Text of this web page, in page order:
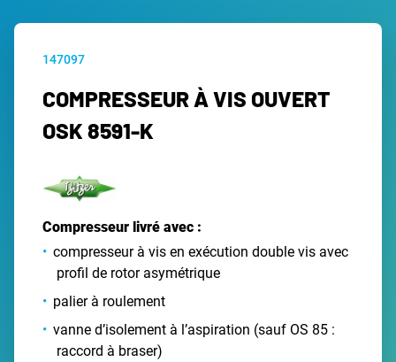
147097
COMPRESSEUR À VIS OUVERT
OSK 8591-K
Compresseur livré avec :
compresseur à vis en exécution double vis avec
profil de rotor asymétrique
palier à roulement
vanne d’isolement à l’aspiration (sauf OS 85 :
raccord à braser)